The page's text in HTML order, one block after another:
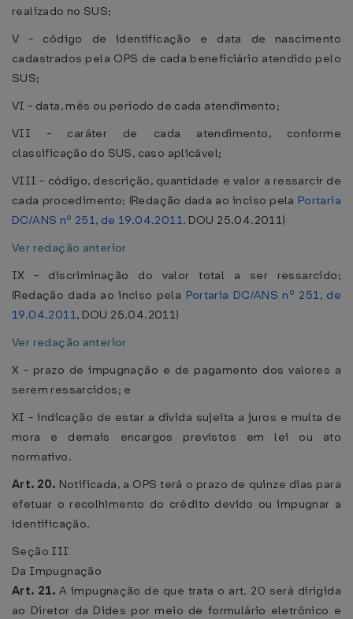
realizado no SUS;
V - código de identificação e data de nascimento
cadastrados pela OPS de cada beneficiário atendido pelo
SUS;
VI - data, mês ou período de cada atendimento;
VII - caráter de cada atendimento, conforme
classificação do SUS, caso aplicável;
VIII - código, descrição, quantidade e valor a ressarcir de
cada procedimento; (Redação dada ao inciso pela Portaria
DC/ANS nº 251, de 19.04.2011, DOU 25.04.2011)
Ver redação anterior
IX - discriminação do valor total a ser ressarcido;
(Redação dada ao inciso pela Portaria DC/ANS nº 251, de
19.04.2011, DOU 25.04.2011)
Ver redação anterior
X - prazo de impugnação e de pagamento dos valores a
serem ressarcidos; e
XI - indicação de estar a dívida sujeita a juros e multa de
mora e demais encargos previstos em lei ou ato
normativo.
Art. 20. Notificada, a OPS terá o prazo de quinze dias para
efetuar o recolhimento do crédito devido ou impugnar a
identificação.
Seção III
Da Impugnação
Art. 21. A impugnação de que trata o art. 20 será dirigida
ao Diretor da Dides por meio de formulário eletrônico e